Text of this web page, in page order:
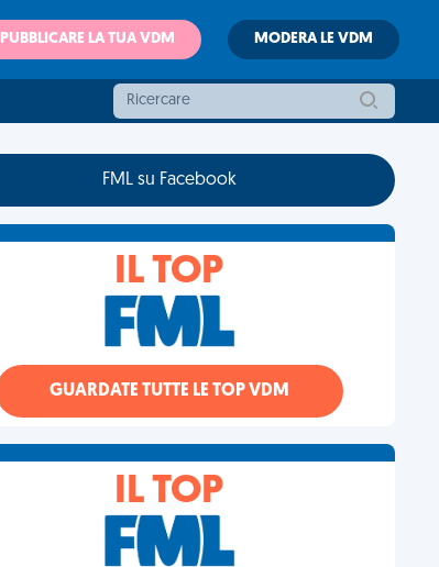
PUBBLICARE LA TUA VDM MODERA LE VDM
FML su Facebook
IL TOP
GUARDATE TUTTE LE TOP VDM
IL TOP